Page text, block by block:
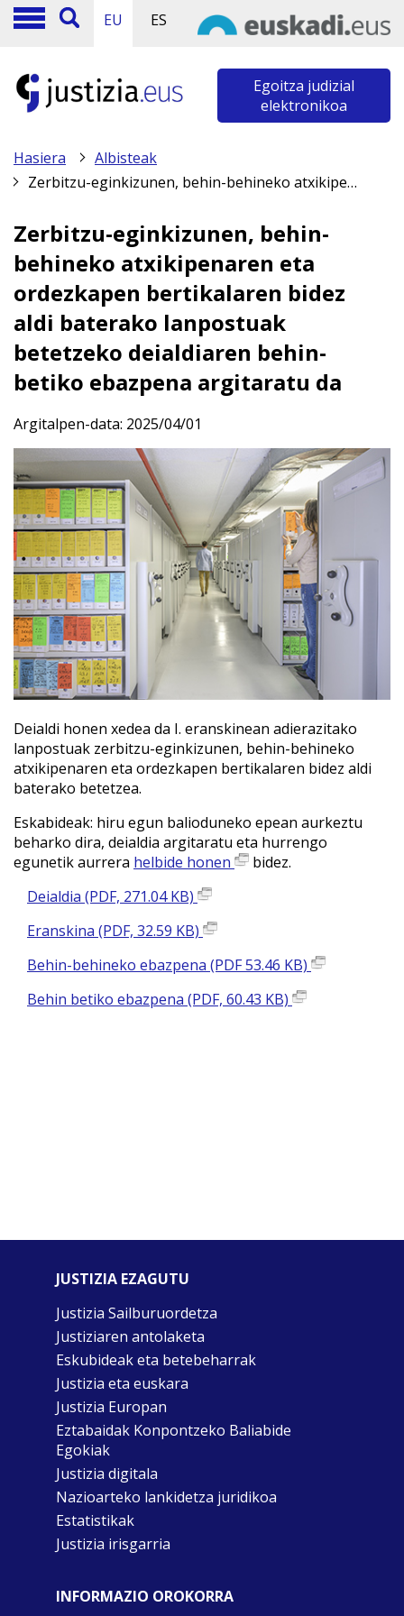
EU ES
Egoitza judizial
elektronikoa
Hasiera
Albisteak
Zerbitzu-eginkizunen, behin-behineko atxikipenaren eta ordezkapen bertikalaren bidez aldi baterako lanpostuak betetzeko deialdiaren behin-betiko ebazpena argitaratu da
Zerbitzu-eginkizunen, behin-
behineko atxikipenaren eta
ordezkapen bertikalaren bidez
aldi baterako lanpostuak
betetzeko deialdiaren behin-
betiko ebazpena argitaratu da
Argitalpen-data: 2025/04/01
Deialdi honen xedea da I. eranskinean adierazitako
lanpostuak zerbitzu-eginkizunen, behin-behineko
atxikipenaren eta ordezkapen bertikalaren bidez aldi
baterako betetzea.
Eskabideak: hiru egun balioduneko epean aurkeztu
beharko dira, deialdia argitaratu eta hurrengo
egunetik aurrera helbide honen
bidez.
Deialdia (PDF, 271.04 KB)
Eranskina (PDF, 32.59 KB)
Behin-behineko ebazpena (PDF 53.46 KB)
Behin betiko ebazpena (PDF, 60.43 KB)
JUSTIZIA EZAGUTU
Justizia Sailburuordetza
Justiziaren antolaketa
Eskubideak eta betebeharrak
Justizia eta euskara
Justizia Europan
Eztabaidak Konpontzeko Baliabide
Egokiak
Justizia digitala
Nazioarteko lankidetza juridikoa
Estatistikak
Justizia irisgarria
INFORMAZIO OROKORRA